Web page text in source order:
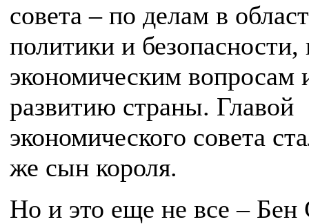
совета – по делам в
политики и безопасности,
экономическим вопросам
развитию страны. Главой
экономического совета
же сын короля.
Но и это еще не все – Бен